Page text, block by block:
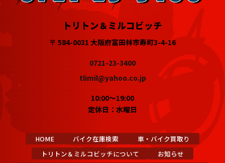
トリトン＆ミルコビッチ
〒 584-0031 大阪府富田林市寿町3-4-16
0721-23-3400
tlimil@yahoo.co.jp
10:00～19:00
定休日：水曜日
HOME バイク在庫検索
車・バイク買取り
トリトン＆ミルコビッチについて
お知らせ